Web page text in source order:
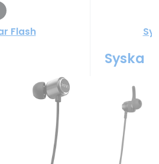
Flash
Syska